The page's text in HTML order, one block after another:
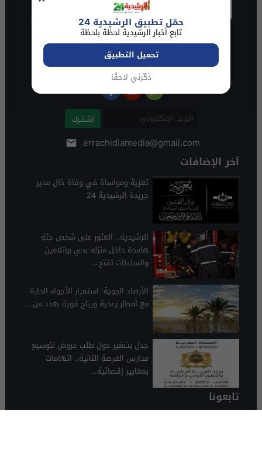
اشـتـرك
errachidiamedia@gmail.com
آخر الإضافات
تعزية ومواساة في وفاة خال مدير
جريدة الرشيدية 24
الرشيدية.. العثور على شخص جثة
هامدة داخل منزله بحي بوتلامين
والسلطات تفتح...
الأرصاد الجوية: استمرار الأجواء الحارة
مع أمطار رعدية ورياح قوية بعدد من...
جدل بتـنغير حول طلب عروض لتوسيع
مدارس الفرصة الثانية.. اتهامات
بمعايير إقصائية...
تابعونا
حمّل تطبيق الرشيدية 24
تابع أخبار الرشيدية لحظة بلحظة
تحميل التطبيق
ذكّرني لاحقًا